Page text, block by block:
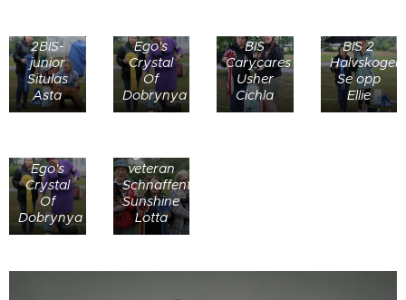
2BIS-
junior
Situlas
Asta
Ego's
Crystal
Of
Dobrynya
BIS
Carycares
Usher
Cichla
BIS 2
Se opp
Ellie
Ego's
Crystal
Of
Dobrynya
BIS-
veteran
Warscot's
veteran
Schnaffentangens
Sunshine
Lotta